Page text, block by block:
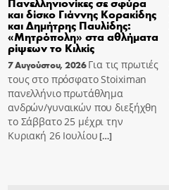
και δίσκο Γιάννης Κορακίδης
και Δημήτρης Παυλίδης:
«Μητρόπολη» στα αθλήματα
ρίψεων το Κιλκίς
7 Αυγούστου, 2026Για τις πρωτιές
τους στο πρόσφατο Stoiximan
πανελλήνιο πρωτάθλημα
ανδρών/γυναικών που διεξήχθη
το Σάββατο 25 μέχρι την
Κυριακή 26 Ιουλίου[…]